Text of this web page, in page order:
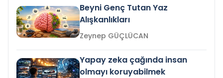
Beyni Genç Tutan Yaz
Alışkanlıkları
Zeynep GÜÇLÜCAN
Yapay zeka çağında insan
olmayı koruyabilmek